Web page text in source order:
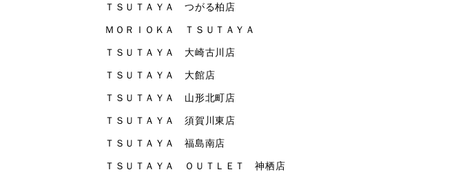
ＴＳＵＴＡＹＡ つがる柏店
ＭＯＲＩＯＫＡ ＴＳＵＴＡＹＡ
ＴＳＵＴＡＹＡ 大崎古川店
ＴＳＵＴＡＹＡ 大館店
ＴＳＵＴＡＹＡ 山形北町店
ＴＳＵＴＡＹＡ 須賀川東店
ＴＳＵＴＡＹＡ 福島南店
ＴＳＵＴＡＹＡ ＯＵＴＬＥＴ 神栖店